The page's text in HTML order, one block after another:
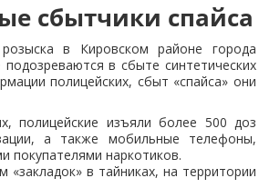
сбытчики спайса
в Кировском районе города
в сбыте синтетических
полицейских, сбыт «спайса» они
полицейские изъяли более 500 доз
а также мобильные телефоны,
покупателями наркотиков.
в тайниках, на территории